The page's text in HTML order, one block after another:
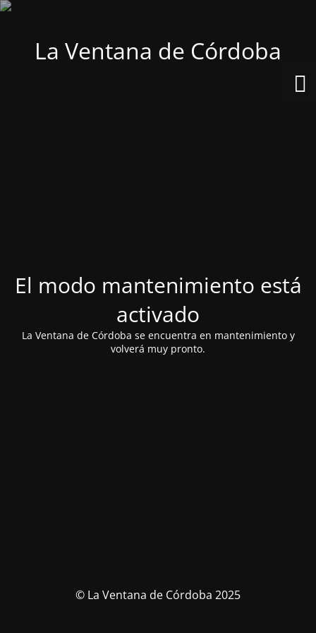
La Ventana de Córdoba
El modo mantenimiento está
activado
La Ventana de Córdoba se encuentra en mantenimiento y
volverá muy pronto.
© La Ventana de Córdoba 2025